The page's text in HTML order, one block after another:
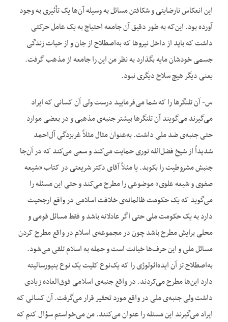
این انعکاس نارضایتی و شکافتن مسائل به وسیله آن‌ها یک تأثیری به وجود
آورده بود. این‌که به طور دقیق آن جامعه احتیاج به یک عامل حرکتی
داشت که باید از داخل نیروها که به‌اصطلاح از جان و از حیات زندگی
جسمی خودشان مایه بگذارد به نظر من این را جامعه از مذهب گرفت.
یعنی دیگر هیچ سلاح دیگری نبود.
س- آن تلنگرها را که شما می‌فرمایید درست ولی آن کسانی که ایراد
می‌گیرند می‌گویند آن تلنگرها بیشتر جنبه‌ی مذهبی و در بعضی موارد
حتی جنبه‌ی ضد ملی داشت. به‌عنوان مثال مثلاً غربزدگی آل‌احمد
شدیداً از شیخ فضل‌الله نوری حمایت می‌کند و سعی می‌کند که در آن‌جا
جنبش مشروطیت را بکوبد. یا مثلاً آقای دکتر شریعتی در کتاب «شیعه
صفوی و شیعه علوی» موضوعی را مطرح می‌کند و حتی این مسئله را
می‌گوید که یک حکومت ظالمانه‌ی خلافت اسلامی در واقع ارجحیت
دارد به یک حکومت ملی حتی اگر عادلانه باشد و فقط مسائل قومی و
محلی برایش مطرح باشد چون در مجموعه‌ی اسلام در واقع مطرح کردن
مسائل ملی و این حرف‌ها خیانت است و حمله به اسلام تلقی می‌شود.
به‌اصطلاح تز آن ایده‌ائولوژی را که یک‌نوع کلیت یک نوع ینیورسالیته
دارد این‌ها مطرح می‌کردند. در واقع جنبه‌ی اسلامی فوق‌العاده زیادی
داشت ولی جنبه‌ی ملی در واقع مورد تحقیر قرار می‌گرفت. آن کسانی که
ایراد می‌گیرند این مسئله را عنوان می‌کنند. من می‌خواستم سؤال کنم که